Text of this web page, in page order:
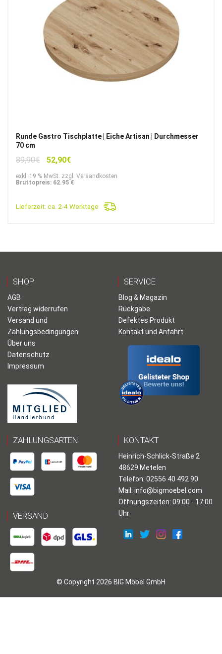
Runde Gastro Tischplatte | Eiche Artisan | Durchmesser
70 cm
89,90€
Ursprünglicher
war:
52,90€Aktueller
ist:
exkl. 19 % MwSt. zzgl. Versandkosten
Bruttopreis: 62.95 €
Lieferzeit: ca. 2-4 Werktage
SHOP
AGB
Vertrag widerrufen
Versand und
Zahlungsbedingungen
Über uns
Datenschutz
Impressum
SERVICE
Blog & Magazin
Rückgabe
Defektes Produkt
Kontakt und Anfahrt
ZAHLUNGSARTEN
VERSAND
KONTAKT
Heinrich-Schlick-Straße 2
48629 Metelen
Telefon: 02556 40 492 90
Mail: info@bigmoebel.com
Öffnungszeiten: 09:00 - 17:00
Uhr
© Copyright 2026 BIG Möbel GmbH